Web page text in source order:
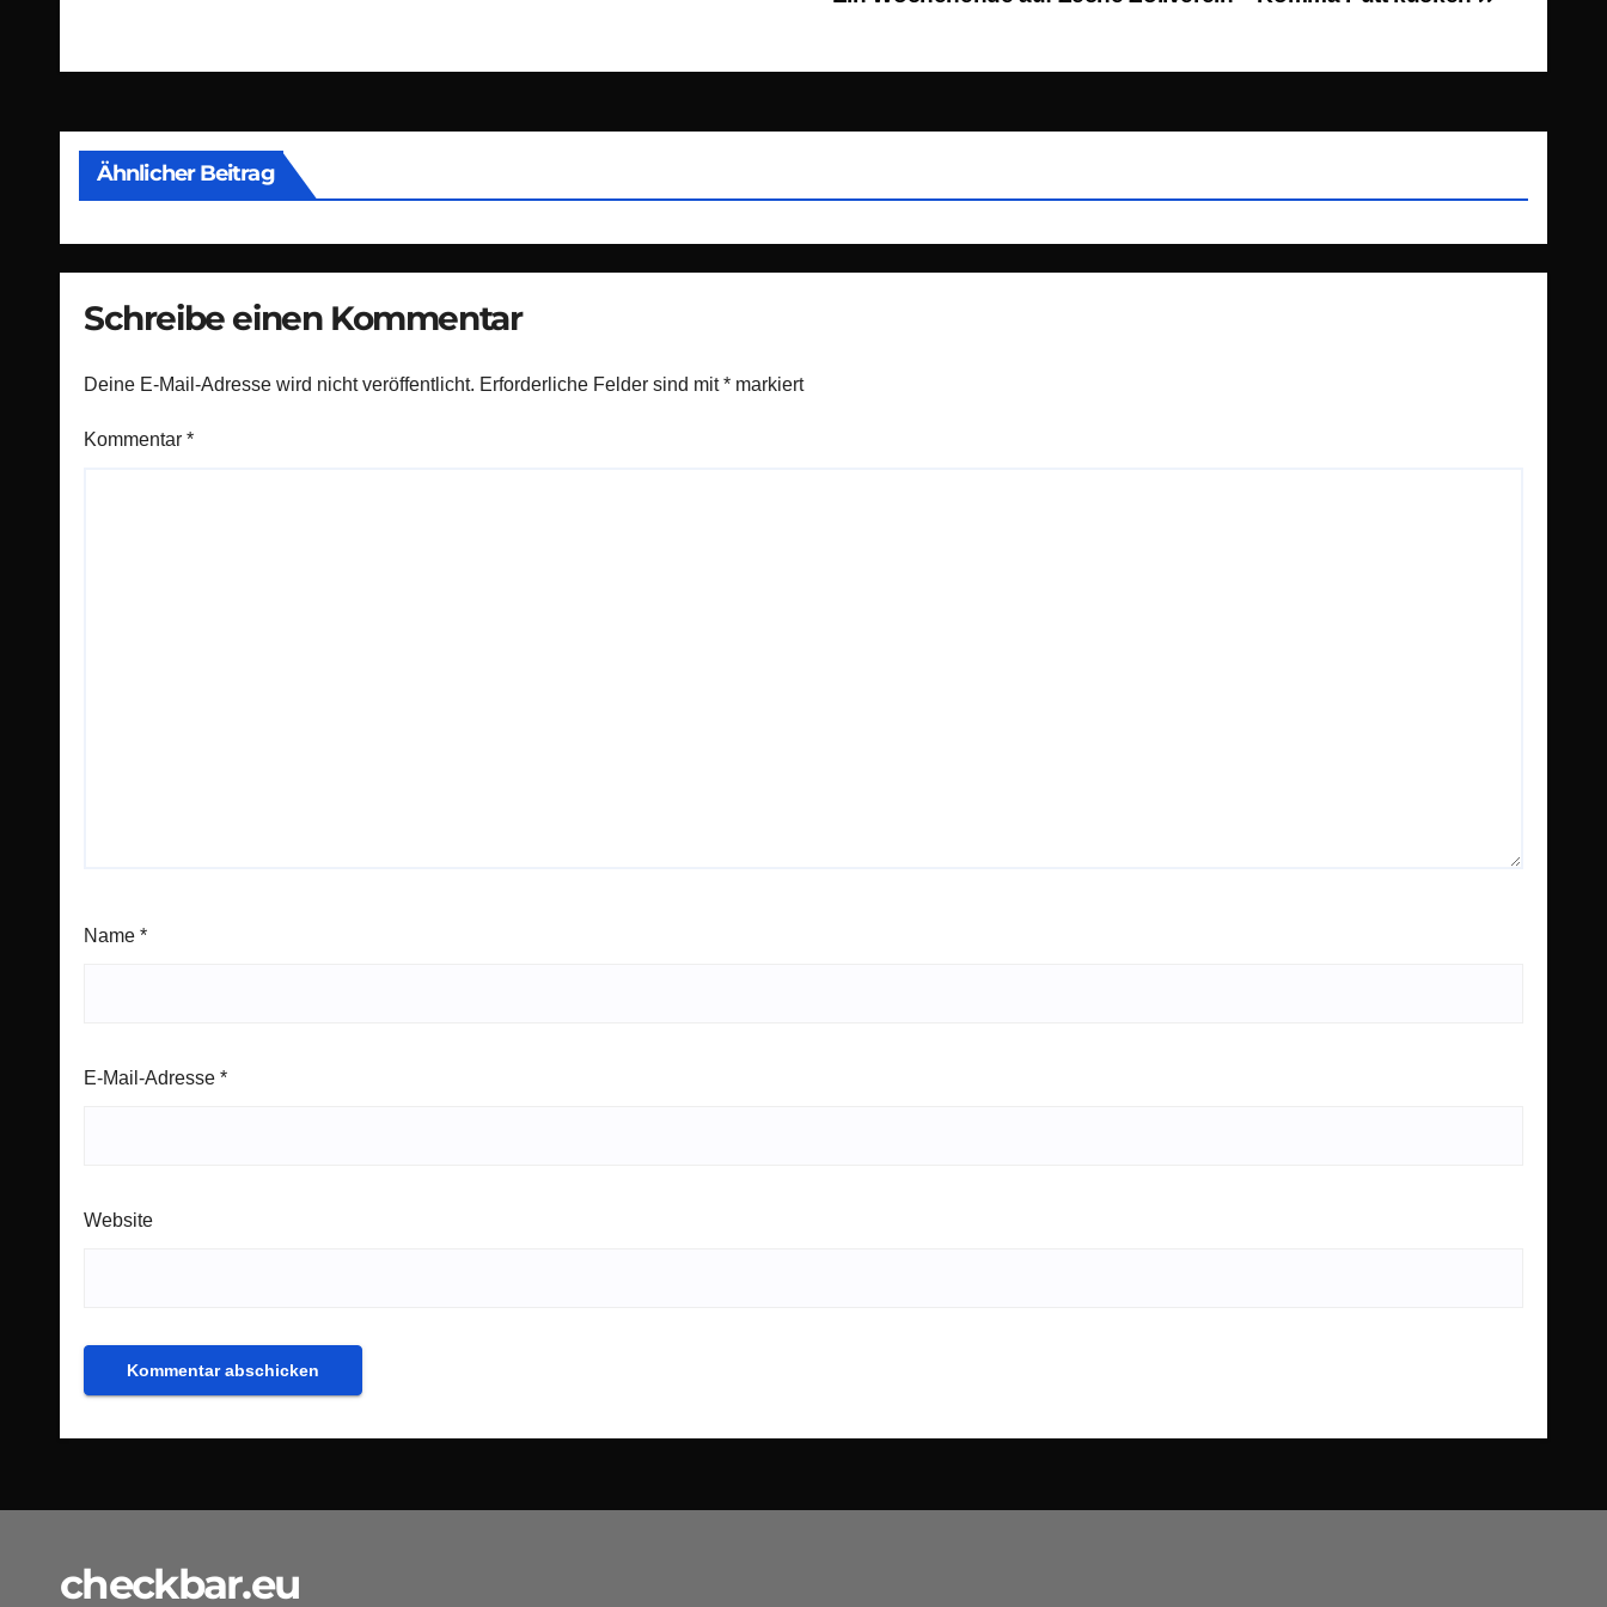
Ähnlicher Beitrag
Schreibe einen Kommentar
Deine E-Mail-Adresse wird nicht veröffentlicht. Erforderliche Felder sind mit* markiert
Kommentar *
Name *
E-Mail-Adresse *
Website
checkbar.eu